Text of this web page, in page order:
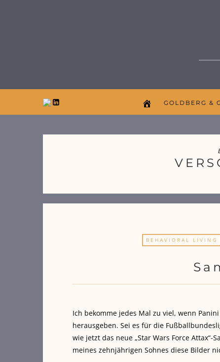
GOLDBERG &
BEHAVIORAL LIVING
Ich bekomme jedes Mal zu viel, wenn
herausgeben. Sei es für die
wie jetzt das neue „Star Wars Force Attax“-
meines zehnjährigen Sohnes diese Bilder